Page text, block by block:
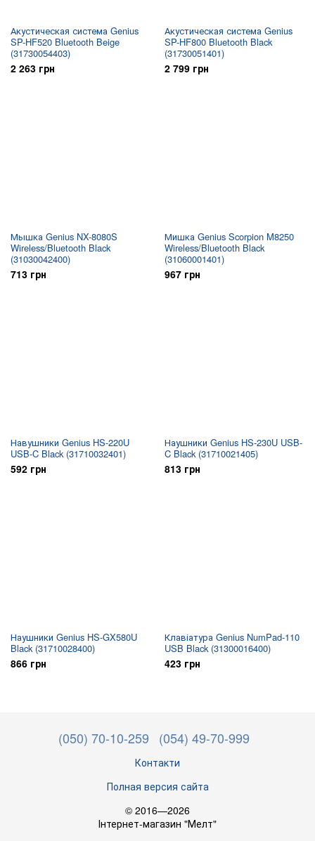
Акустическая система Genius
SP-HF520 Bluetooth Beige
(31730054403)
2 263 грн
Акустическая система Genius
SP-HF800 Bluetooth Black
(31730051401)
2 799 грн
Мышка Genius NX-8080S
Wireless/Bluetooth Black
(31030042400)
713 грн
Мишка Genius Scorpion M8250
Wireless/Bluetooth Black
(31060001401)
967 грн
Навушники Genius HS-220U
USB-C Black (31710032401)
592 грн
Наушники Genius HS-230U USB-
C Black (31710021405)
813 грн
Наушники Genius HS-GX580U
Black (31710028400)
866 грн
Клавіатура Genius NumPad-110
USB Black (31300016400)
423 грн
(050) 70-10-259 (054) 49-70-999
Контакти
Полная версия сайта
© 2016—2026
Інтернет-магазин "Мелт"